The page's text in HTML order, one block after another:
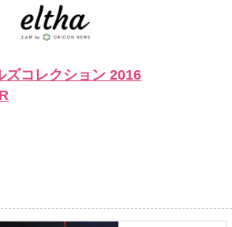
ズコレクション 2016